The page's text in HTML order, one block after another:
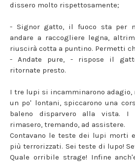
dissero molto rispettosamente;
- Signor gatto, il fuoco sta per
andare a raccogliere legna,
riuscirà cotta a puntino. Permetti
- Andate pure, - rispose il
ritornate presto.
I tre lupi si incamminarono adagio,
un po' lontani, spiccarono una
baleno disparvero alla vista.
rimasero, tremando, ad assistere.
Contavano le teste dei lupi morti
più terrorizzati. Sei teste di lupo!
Quale orribile strage! Infine